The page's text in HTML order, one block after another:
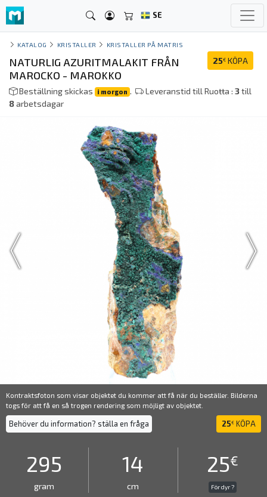
SE
KATALOG KRISTALLER KRISTALLER PÅ MATRIS
25€ KÖPA
NATURLIG AZURITMALAKIT FRÅN
MAROCKO - MAROKKO
Beställning skickas i morgon . Leveranstid till Ruoŧŧa :3till
8arbetsdagar
Kontraktsfoton som visar objektet du kommer att få när du beställer. Bilderna
togs för att få en så trogen rendering som möjligt av objektet.
Behöver du information? ställa en fråga 25€ KÖPA
295
gram
14
cm
25€
För dyr ?